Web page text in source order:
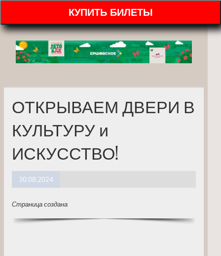
КУПИТЬ БИЛЕТЫ
ОТКРЫВАЕМ ДВЕРИ В
КУЛЬТУРУ и
ИСКУССТВО!
30.08.2024
Страница создана